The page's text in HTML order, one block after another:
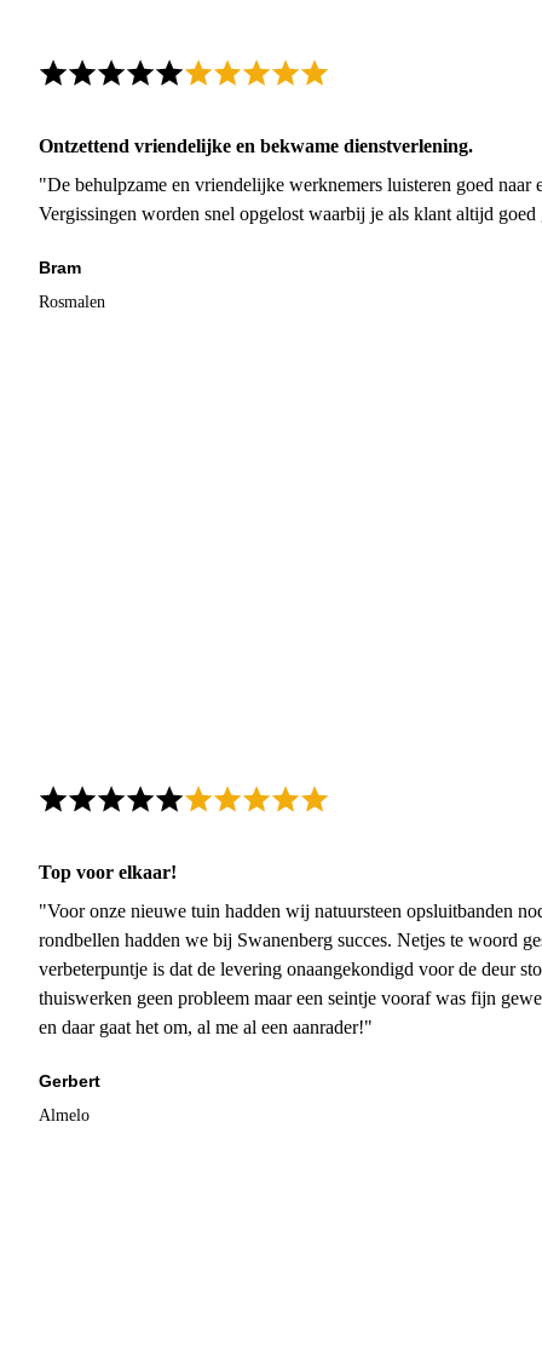
Ontzettend vriendelijke en bekwame dienstverlening.
"De behulpzame en vriendelijke werknemers luisteren goed naar
Vergissingen worden snel opgelost waarbij je als klant altijd
Bram
Rosmalen
Top voor elkaar!
"Voor onze nieuwe tuin hadden wij natuursteen opsluitbanden
rondbellen hadden we bij Swanenberg succes. Netjes te woord
verbeterpuntje is dat de levering onaangekondigd voor de deur
thuiswerken geen probleem maar een seintje vooraf was fijn
en daar gaat het om, al me al een aanrader!"
Gerbert
Almelo